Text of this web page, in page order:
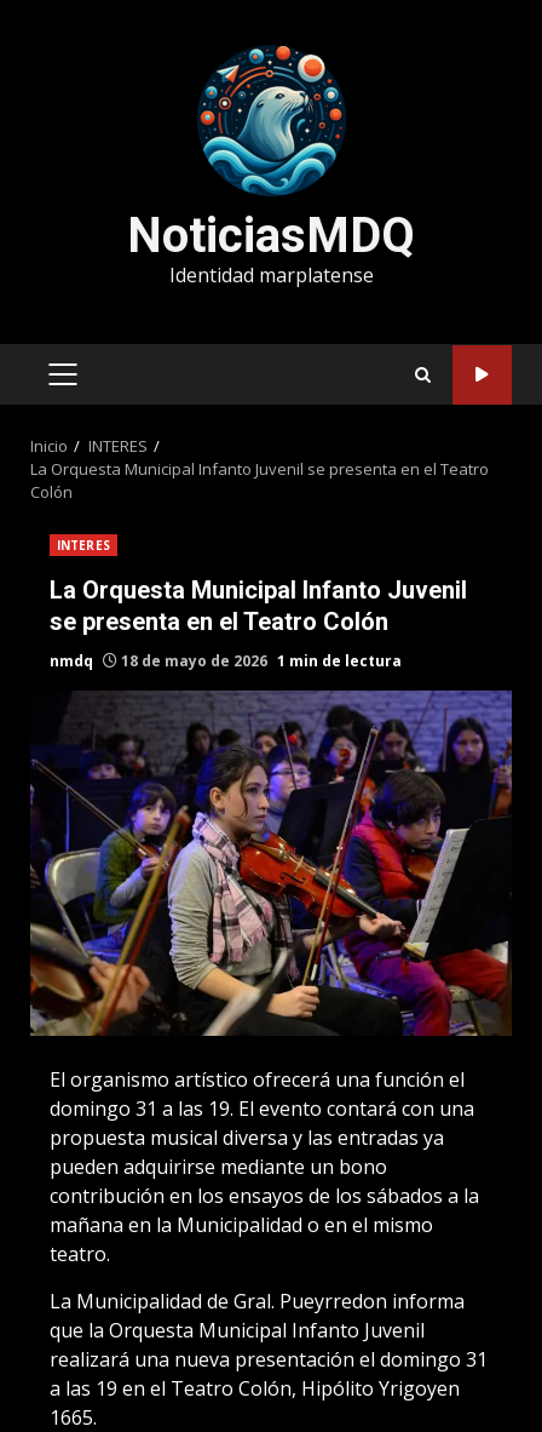
NoticiasMDQ
Identidad marplatense
MENÚ
Inicio
INTERES
La Orquesta Municipal Infanto Juvenil se presenta en el Teatro
Colón
INTERES
La Orquesta Municipal Infanto Juvenil
se presenta en el Teatro Colón
nmdq 18 de mayo de 2026 1 min de lectura
El organismo artístico ofrecerá una función el
domingo 31 a las 19. El evento contará con una
propuesta musical diversa y las entradas ya
pueden adquirirse mediante un bono
contribución en los ensayos de los sábados a la
mañana en la Municipalidad o en el mismo
teatro.
La Municipalidad de Gral. Pueyrredon informa
que la Orquesta Municipal Infanto Juvenil
realizará una nueva presentación el domingo 31
a las 19 en el Teatro Colón, Hipólito Yrigoyen
1665.